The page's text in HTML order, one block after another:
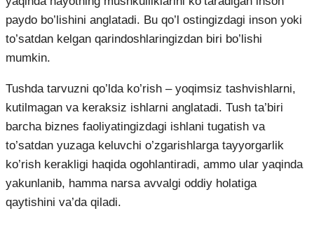
paydo bo’lishini anglatadi. Bu qo’l ostingizdagi inson yoki
to’satdan kelgan qarindoshlaringizdan biri bo’lishi
mumkin.
Tushda tarvuzni qo’lda ko’rish – yoqimsiz tashvishlarni,
kutilmagan va keraksiz ishlarni anglatadi. Tush ta’biri
barcha biznes faoliyatingizdagi ishlani tugatish va
to’satdan yuzaga keluvchi o’zgarishlarga tayyorgarlik
ko’rish kerakligi haqida ogohlantiradi, ammo ular yaqinda
yakunlanib, hamma narsa avvalgi oddiy holatiga
qaytishini va’da qiladi.